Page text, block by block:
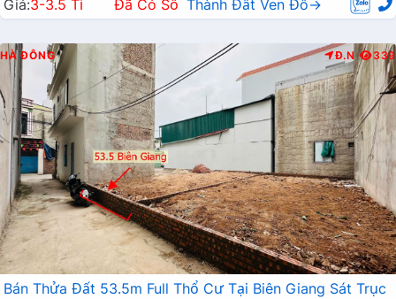
Giá:3-3.5 Tỉ Đã Có Sổ Thành Đất Ven Đô→
HÀ ĐÔNG Đ.N 339
Bán Thửa Đất 53.5m Full Thổ Cư Tại Biên Giang Sát Trục